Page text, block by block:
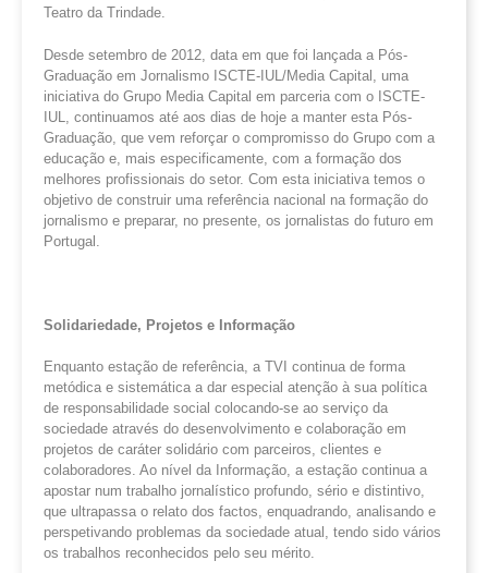
Teatro da Trindade.
Desde setembro de 2012, data em que foi lançada a Pós-
Graduação em Jornalismo ISCTE-IUL/Media Capital, uma
iniciativa do Grupo Media Capital em parceria com o ISCTE-
IUL, continuamos até aos dias de hoje a manter esta Pós-
Graduação, que vem reforçar o compromisso do Grupo com a
educação e, mais especificamente, com a formação dos
melhores profissionais do setor. Com esta iniciativa temos o
objetivo de construir uma referência nacional na formação do
jornalismo e preparar, no presente, os jornalistas do futuro em
Portugal.
Solidariedade, Projetos e Informação
Enquanto estação de referência, a TVI continua de forma
metódica e sistemática a dar especial atenção à sua política
de responsabilidade social colocando-se ao serviço da
sociedade através do desenvolvimento e colaboração em
projetos de caráter solidário com parceiros, clientes e
colaboradores. Ao nível da Informação, a estação continua a
apostar num trabalho jornalístico profundo, sério e distintivo,
que ultrapassa o relato dos factos, enquadrando, analisando e
perspetivando problemas da sociedade atual, tendo sido vários
os trabalhos reconhecidos pelo seu mérito.